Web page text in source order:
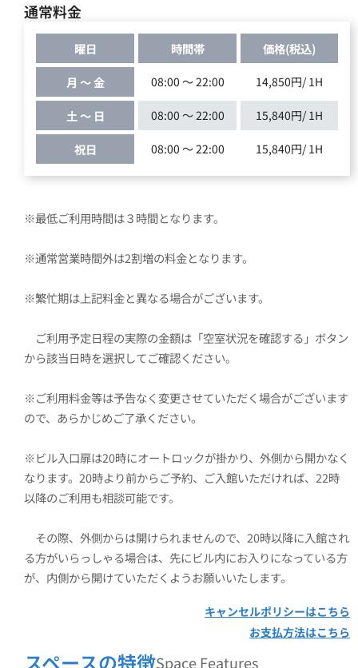
通常料金
曜日 時間帯
価格(税込)
月 ～ 金
08:00 ～ 22:00 14,850円/ 1H
土 ～ 日 08:00 ～ 22:00 15,840円/ 1H
祝日 08:00 ～ 22:00 15,840円/ 1H
ご利用予定日程の実際の金額は「空室状況を確認する」ボタン
※ご利用料金等は予告なく変更させていただく場合がございます
※ビル入口扉は20時にオートロックが掛かり、外側から開かなく
なります。20時より前からご予約、ご入館いただければ、22時
その際、外側からは開けられませんので、20時以降に入館され
る方がいらっしゃる場合は、先にビル内にお入りになっている方
が、内側から開けていただくようお願いいたします。
キャンセルポリシーはこちら
お支払方法はこちら
スペースの特徴Space Features